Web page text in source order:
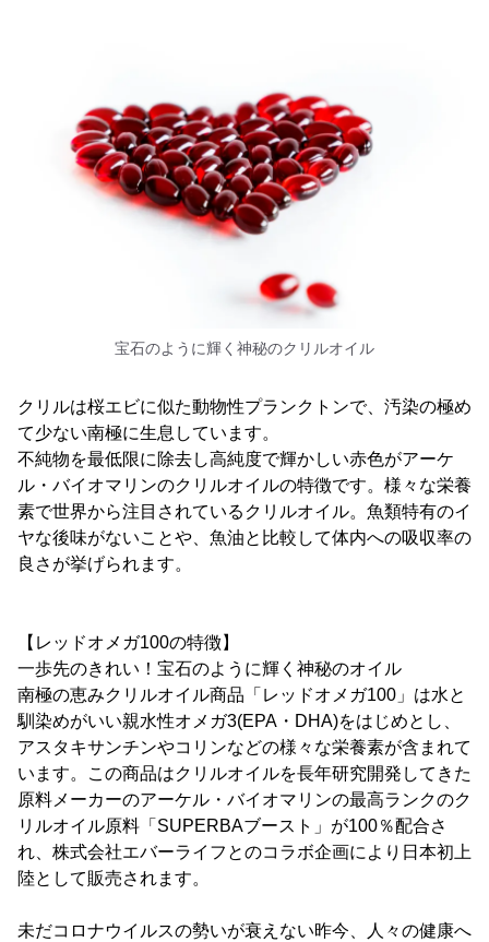
宝石のように輝く神秘のクリルオイル
クリルは桜エビに似た動物性プランクトンで、汚染の極め
て少ない南極に生息しています。
不純物を最低限に除去し高純度で輝かしい赤色がアーケ
ル・バイオマリンのクリルオイルの特徴です。様々な栄養
素で世界から注目されているクリルオイル。魚類特有のイ
ヤな後味がないことや、魚油と比較して体内への吸収率の
良さが挙げられます。
【レッドオメガ100の特徴】
一歩先のきれい！宝石のように輝く神秘のオイル
南極の恵みクリルオイル商品「レッドオメガ100」は水と
馴染めがいい親水性オメガ3(EPA・DHA)をはじめとし、
アスタキサンチンやコリンなどの様々な栄養素が含まれて
います。この商品はクリルオイルを長年研究開発してきた
原料メーカーのアーケル・バイオマリンの最高ランクのク
リルオイル原料「SUPERBAブースト」が100％配合さ
れ、株式会社エバーライフとのコラボ企画により日本初上
陸として販売されます。
未だコロナウイルスの勢いが衰えない昨今、人々の健康へ